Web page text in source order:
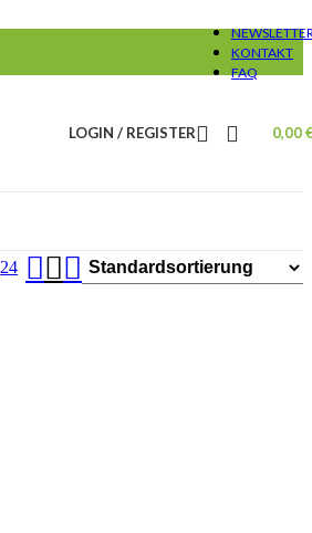
KONTAKT
FAQ
LOGIN / REGISTER 0,00
24